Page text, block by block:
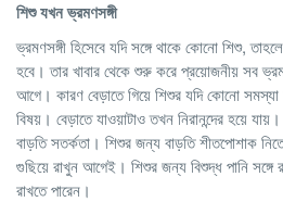
শিশু যখন ভ্রমণসঙ্গী
ভ্রমণসঙ্গী হিসেবে যদি সঙ্গে থাকে কোনো শিশু,
হবে। তার খাবার থেকে শুরু করে প্রয়োজনীয় সব
আগে। কারণ বেড়াতে গিয়ে শিশুর যদি কোনো
বিষয়। বেড়াতে যাওয়াটাও তখন নিরানন্দের হয়ে
বাড়তি সতর্কতা। শিশুর জন্য বাড়তি শীতপোশাক
গুছিয়ে রাখুন আগেই। শিশুর জন্য বিশুদ্ধ পানি সঙ্গে
রাখতে পারেন।